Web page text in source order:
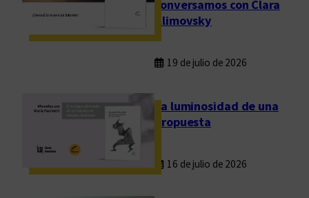
conversamos con Clara
Klimovsky
19 de julio de 2026
La luminosidad de una
propuesta
16 de julio de 2026